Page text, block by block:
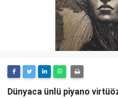
Dünyaca ünlü piyano